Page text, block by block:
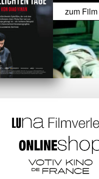
zum Film